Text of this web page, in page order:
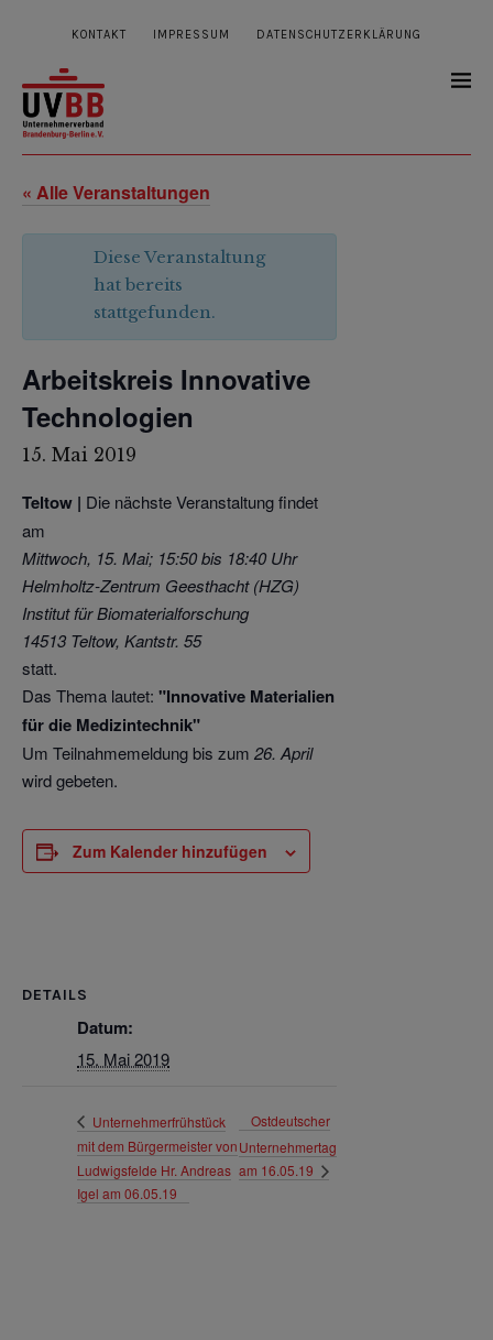
KONTAKT IMPRESSUM DATENSCHUTZERKLÄRUNG
« Alle Veranstaltungen
Diese Veranstaltung
hat bereits
stattgefunden.
Arbeitskreis Innovative
Technologien
15. Mai 2019
Teltow | Die nächste Veranstaltung findet
am
Mittwoch, 15. Mai; 15:50 bis 18:40 Uhr
Helmholtz-Zentrum Geesthacht (HZG)
Institut für Biomaterialforschung
14513 Teltow, Kantstr. 55
statt.
Das Thema lautet: "Innovative Materialien
für die Medizintechnik"
Um Teilnahmemeldung bis zum 26. April
wird gebeten.
Zum Kalender hinzufügen
DETAILS
Datum:
15. Mai 2019
Unternehmerfrühstück
mit dem Bürgermeister von
Ludwigsfelde Hr. Andreas
Igel am 06.05.19
Ostdeutscher
Unternehmertag
am 16.05.19